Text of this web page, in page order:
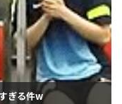
ぎる件w